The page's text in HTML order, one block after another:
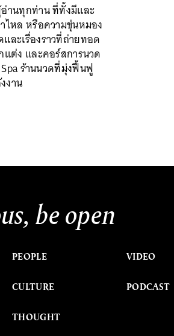
านทุกท่าน ที่ทั้งมีและ
ไหล หรือความขุ่นหมอง
ละเรื่องราวที่ถ่ายทอด
ต่ง และคอร์สการนวด
ร้านนวดที่มุ่งฟื้นฟู
งาน
be open
PEOPLE
CULTURE
THOUGHT
VIDEO
PODCAST